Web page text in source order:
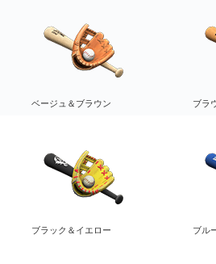
ベージュ＆ブラウン ブラ
ブラック＆イエロー ブル